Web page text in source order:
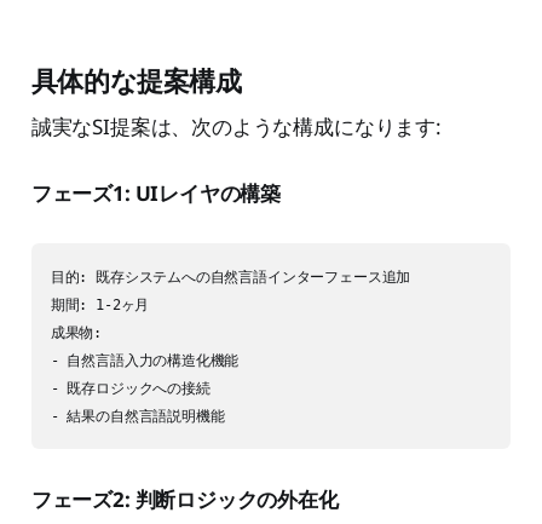
具体的な提案構成
誠実なSI提案は、次のような構成になります:
フェーズ1: UIレイヤの構築
目的: 既存システムへの自然言語インターフェース追加
期間: 1-2ヶ月
成果物:
- 自然言語入力の構造化機能
- 既存ロジックへの接続
- 結果の自然言語説明機能
フェーズ2: 判断ロジックの外在化